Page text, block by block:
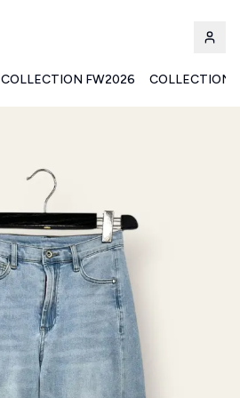
COLLECTION FW2026 COLLECTION